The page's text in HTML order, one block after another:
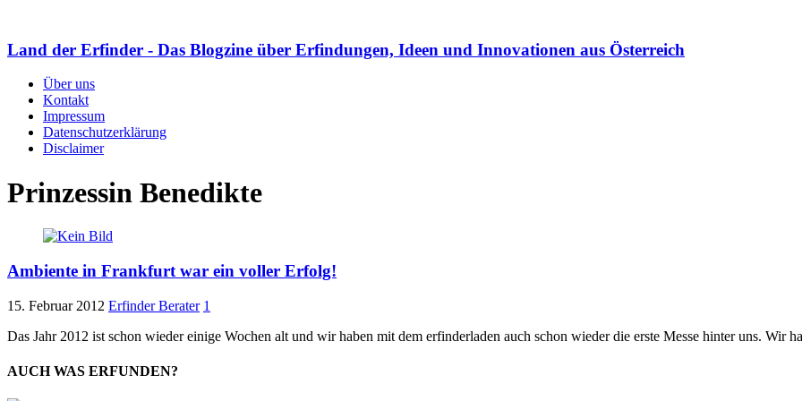
Land der Erfinder - Das Blogzine über Erfindungen, Ideen und Innovationen aus Österreich
Über uns
Kontakt
Impressum
Datenschutzerklärung
Disclaimer
Prinzessin Benedikte
Ambiente in Frankfurt war ein voller Erfolg!
15. Februar 2012 Erfinder Berater 1
Das Jahr 2012 ist schon wieder einige Wochen alt und wir haben mit dem erfinderladen auch schon wieder die erste Messe hinter uns. Wir
AUCH WAS ERFUNDEN?